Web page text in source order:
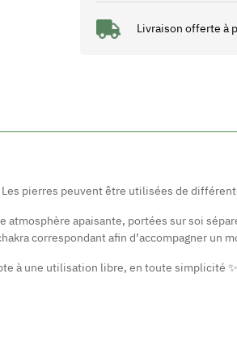
Livraison offerte à
pierres peuvent être utilisées de
apaisante, portées sur soi
correspondant afin d’accompagner un
à une utilisation libre, en toute simplicité ✨